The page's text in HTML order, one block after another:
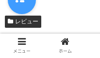
レビュー
メニュー ホーム